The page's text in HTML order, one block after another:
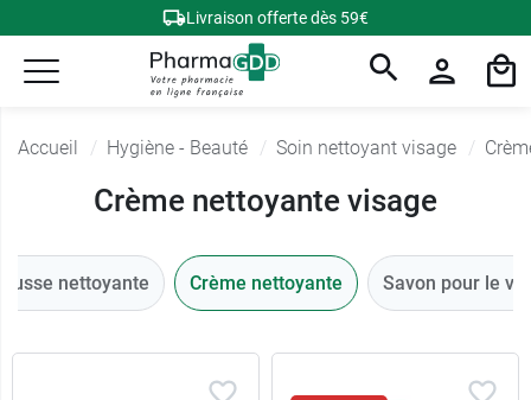
Livraison offerte dès 59€
Accueil Hygiène - Beauté Soin nettoyant visage
Crème nettoyante visage
nettoyante Crème nettoyante Savon pour le